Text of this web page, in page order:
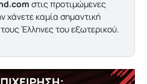
στις προτιμώμενες
χάνετε καμία σημαντική
Έλληνες του εξωτερικού.